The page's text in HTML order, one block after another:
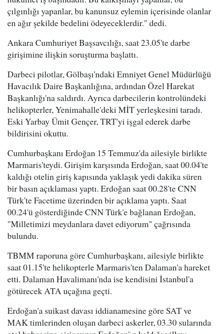
çılgınlığı yapanlar, bu kanunsuz eylemin içerisinde olanlar
en ağır şekilde bedelini ödeyeceklerdir." dedi.
Ankara Cumhuriyet Başsavcılığı, saat 23.05'te darbe
girişimine ilişkin soruşturma başlattı.
Darbeci pilotlar, Gölbaşı'ndaki Emniyet Genel Müdürlüğü
Havacılık Daire Başkanlığına, ardından Özel Harekat
Başkanlığı'na saldırdı. Ayrıca darbecilerin kontrolündeki
helikopterler, Yenimahalle'deki MİT yerleşkesini taradı.
Eski Yarbay Ümit Gençer, TRT'yi işgal ederek darbe
bildirisini okuttu.
Cumhurbaşkanı Erdoğan 15 Temmuz'da ailesiyle birlikte
Marmaris'teydi. Girişim karşısında Erdoğan, saat 00.04'te
kaldığı otelin giriş kapısında yaklaşık yedi dakika süren
bir basın açıklaması yaptı. Erdoğan saat 00.28'te CNN
Türk'te Facetime üzerinden bir açıklama yaptı. Saat
00.24'ü gösterdiğinde CNN Türk'e bağlanan Erdoğan,
"Milletimizi meydanlara davet ediyorum" çağrısında
bulundu.
TBMM raporuna göre Cumhurbaşkanı, ailesiyle birlikte
saat 01.15'te helikopterle Marmaris'ten Dalaman'a hareket
etti. Dalaman Havalimanı'nda ise kendisini İstanbul'a
götürecek ATA uçağına geçti.
Erdoğan'a suikast davası iddianamesine göre SAT ve
MAK timlerinden oluşan darbeci askerler, 03.30 sularında